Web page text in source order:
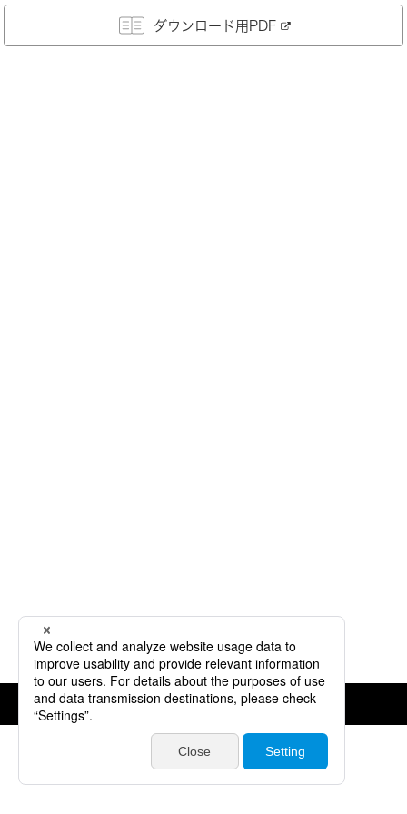
ダウンロード用PDF
©JVCKENWOOD Corporation